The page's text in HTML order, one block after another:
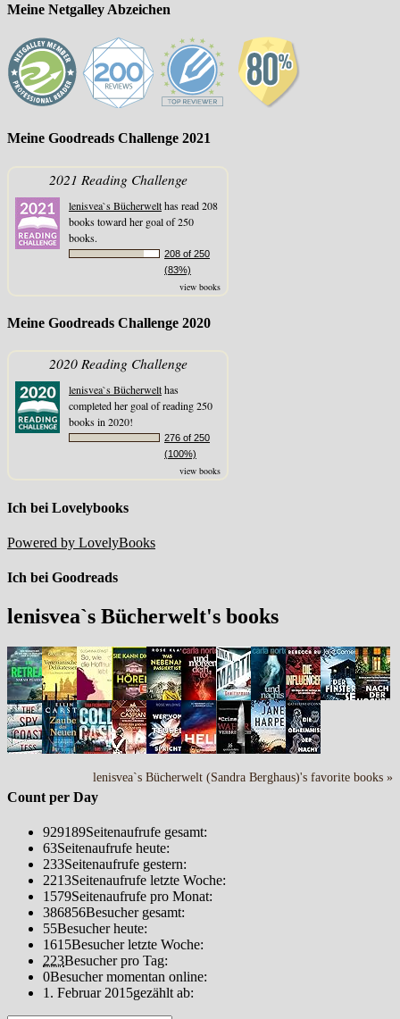
Meine Netgalley Abzeichen
Meine Goodreads Challenge 2021
2021 Reading Challenge
lenisvea`s Bücherwelthas read 208
books toward her goal of 250
books.
208 of 250
(83%)
view books
Meine Goodreads Challenge 2020
2020 Reading Challenge
lenisvea`s Bücherwelthas
completed her goal of reading 250
books in 2020!
276 of 250
(100%)
view books
Ich bei Lovelybooks
Powered by LovelyBooks
Ich bei Goodreads
lenisvea`s Bücherwelt's books
lenisvea`s Bücherwelt (Sandra Berghaus)'s favorite books »
Count per Day
929189Seitenaufrufe gesamt:
63Seitenaufrufe heute:
233Seitenaufrufe gestern:
2213Seitenaufrufe letzte Woche:
1579Seitenaufrufe pro Monat:
386856Besucher gesamt:
55Besucher heute:
1615Besucher letzte Woche:
223Besucher pro Tag:
0Besucher momentan online:
1. Februar 2015gezählt ab: